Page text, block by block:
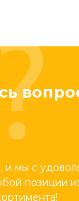
мы с
позиции